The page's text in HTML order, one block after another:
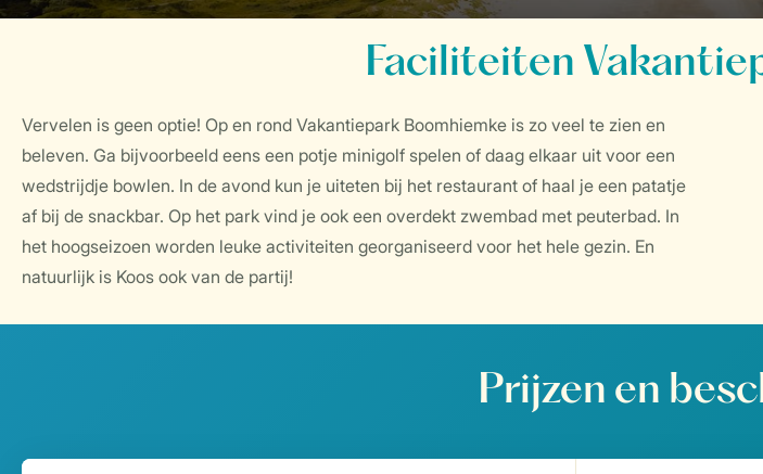
Faciliteiten
Vervelen is geen optie! Op en rond Vakantiepark Boomhiemke is zo veel te zien en
beleven. Ga bijvoorbeeld eens een potje minigolf spelen of daag elkaar uit voor een
wedstrijdje bowlen. In de avond kun je uiteten bij het restaurant of haal je een patatje
af bij de snackbar. Op het park vind je ook een overdekt zwembad met peuterbad. In
het hoogseizoen worden leuke activiteiten georganiseerd voor het hele gezin. En
natuurlijk is Koos ook van de partij!
Prijzen en